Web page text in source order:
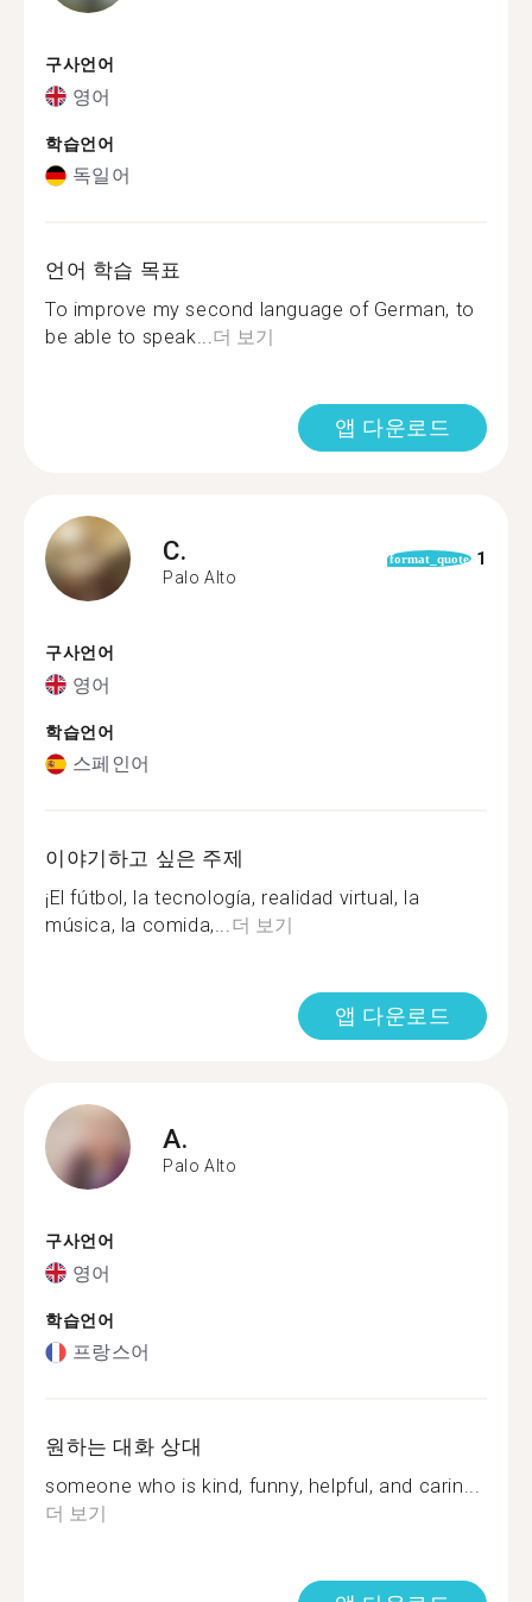
구사언어
영어
학습언어
독일어
언어 학습 목표
To improve my second language of German, to
be able to speak...더 보기
앱 다운로드
C.
Palo Alto
format_quote 1
구사언어
영어
학습언어
스페인어
이야기하고 싶은 주제
¡El fútbol, la tecnología, realidad virtual, la
música, la comida,...더 보기
앱 다운로드
A.
Palo Alto
구사언어
영어
학습언어
프랑스어
원하는 대화 상대
someone who is kind, funny, helpful, and carin...
더 보기